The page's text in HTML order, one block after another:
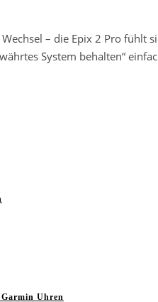
– die Epix 2 Pro fühlt
System behalten“
Uhren